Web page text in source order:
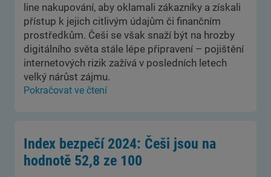
line nakupování, aby oklamali zákazníky a získali
přístup k jejich citlivým údajům či finančním
prostředkům. Češi se však snaží být na hrozby
digitálního světa stále lépe připravení – pojištění
internetových rizik zažívá v posledních letech
velký nárůst zájmu.
Pokračovat ve čtení
Index bezpečí 2024: Češi jsou na
hodnotě 52,8 ze 100